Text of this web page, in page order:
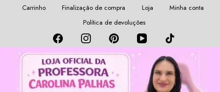
Carrinho Finalização de compra Loja
Minha conta
Política de devoluções